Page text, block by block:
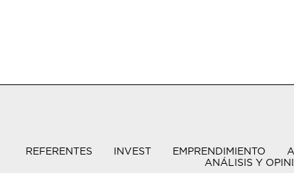
REFERENTES INVEST EMPRENDIMIENTO
ANÁLISIS Y